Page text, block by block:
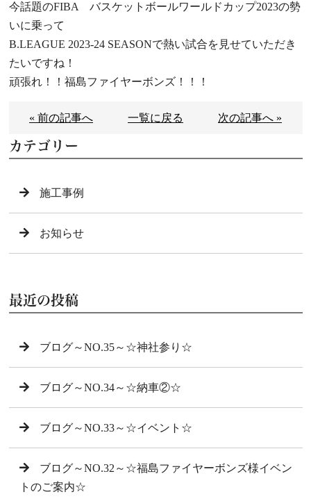
今話題のFIBA バスケットボールワールドカップ2023の勢
いに乗って
B.LEAGUE 2023-24 SEASONで熱い試合を見せていただき
たいですね！
頑張れ！！福島ファイヤーボンズ！！！
« 前の記事へ 一覧に戻る 次の記事へ »
カテゴリー
施工事例
お知らせ
最近の投稿
ブログ～NO.35～☆神社参り☆
ブログ～NO.34～☆納車②☆
ブログ～NO.33～☆イベント☆
ブログ～NO.32～☆福島ファイヤーボンズ様イベン
トのご案内☆